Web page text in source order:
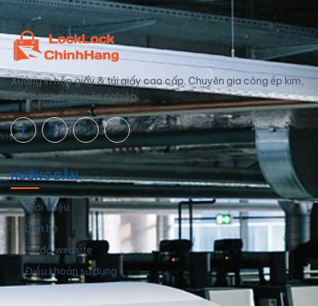
Xưởng in hộp giấy & túi giấy cao cấp. Chuyên gia công ép kim,
UV, dập nổi chuyên nghiệp.
HƯỚNG DẪN
Giới thiệu
Liên hệ
Sơ đồ website
Điều khoản sử dụng